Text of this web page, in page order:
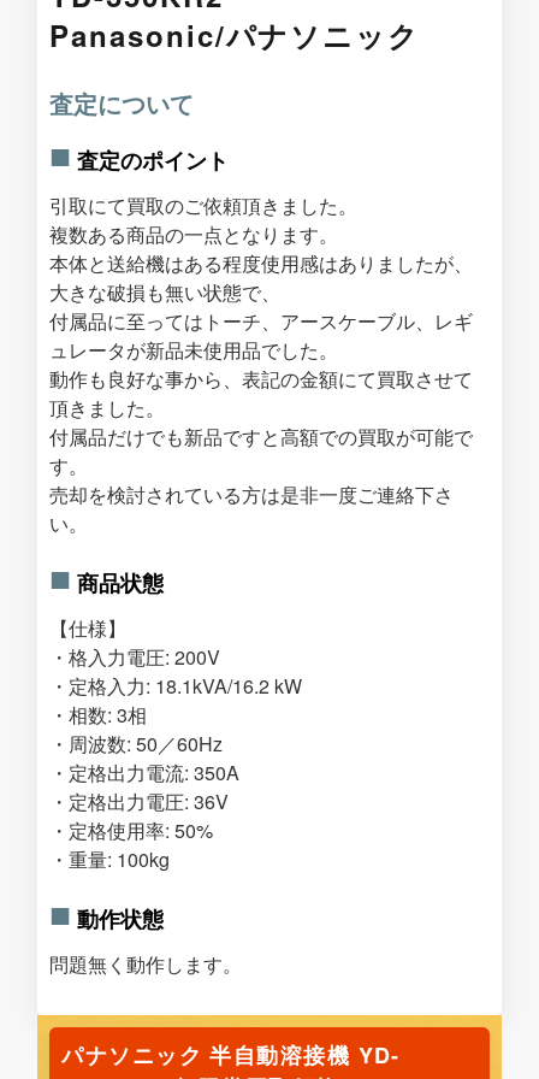
Panasonic/パナソニック
査定について
査定のポイント
引取にて買取のご依頼頂きました。
複数ある商品の一点となります。
本体と送給機はある程度使用感はありましたが、
大きな破損も無い状態で、
付属品に至ってはトーチ、アースケーブル、レギ
ュレータが新品未使用品でした。
動作も良好な事から、表記の金額にて買取させて
頂きました。
付属品だけでも新品ですと高額での買取が可能で
す。
売却を検討されている方は是非一度ご連絡下さ
い。
商品状態
【仕様】
・格入力電圧: 200V
・定格入力: 18.1kVA/16.2 kW
・相数: 3相
・周波数: 50／60Hz
・定格出力電流: 350A
・定格出力電圧: 36V
・定格使用率: 50%
・重量: 100kg
動作状態
問題無く動作します。
パナソニック 半自動溶接機 YD-